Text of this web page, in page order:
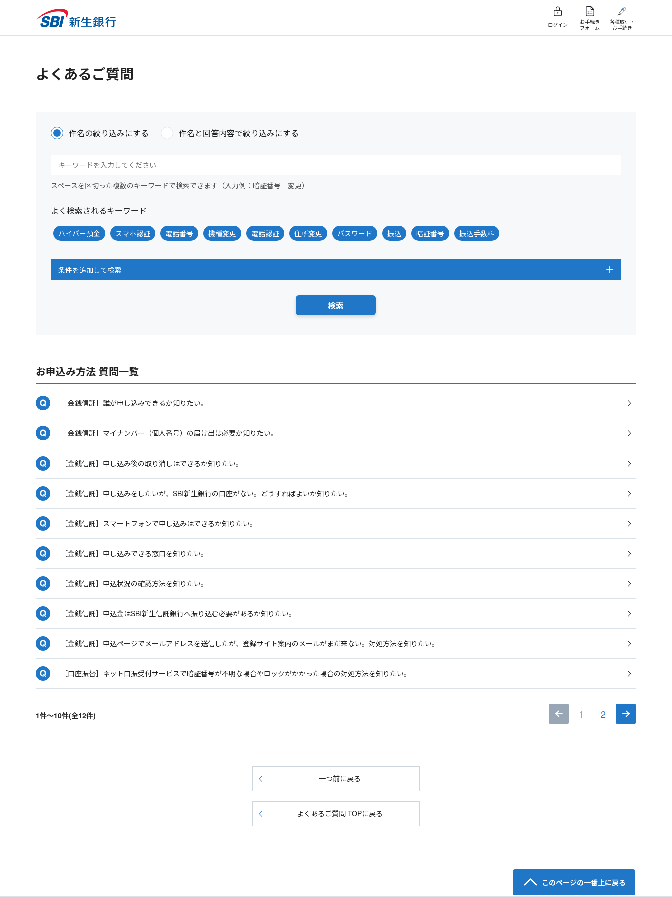
ログイン
お手続き
フォーム
各種取引・
お手続き
よくあるご質問
件名の絞り込みにする 件名と回答内容で絞り込みにする
スペースを区切った複数のキーワードで検索できます（入力例：暗証番号 変更）
よく検索されるキーワード
ハイパー預金 スマホ認証 電話番号 機種変更 電話認証 住所変更 パスワード 振込 暗証番号 振込手数料
条件を追加して検索
お申込み方法 質問一覧
［金銭信託］誰が申し込みできるか知りたい。
［金銭信託］マイナンバー（個人番号）の届け出は必要か知りたい。
［金銭信託］申し込み後の取り消しはできるか知りたい。
［金銭信託］申し込みをしたいが、SBI新生銀行の口座がない。どうすればよいか知りたい。
［金銭信託］スマートフォンで申し込みはできるか知りたい。
［金銭信託］申し込みできる窓口を知りたい。
［金銭信託］申込状況の確認方法を知りたい。
［金銭信託］申込金はSBI新生信託銀行へ振り込む必要があるか知りたい。
［金銭信託］申込ページでメールアドレスを送信したが、登録サイト案内のメールがまだ来ない。対処方法を知りたい。
［口座振替］ネット口振受付サービスで暗証番号が不明な場合やロックがかかった場合の対処方法を知りたい。
1件～10件(全12件) 1 2
一つ前に戻る
よくあるご質問 TOPに戻る
このページの一番上に戻る